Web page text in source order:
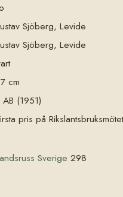
Sjöberg, Levide
Sjöberg, Levide
cm
AB (1951)
pris på
Sverige 298